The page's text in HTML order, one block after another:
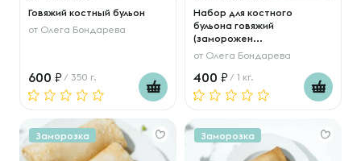
Говяжий костный бульон
от Олега Бондарева
600 / 350 г.
Набор для костного
бульона говяжий
(заморожен...
от Олега Бондарева
400 / 1 кг.
Заморозка Заморозка